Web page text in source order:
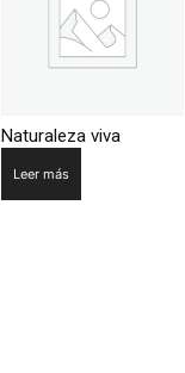
Naturaleza viva
Leer más